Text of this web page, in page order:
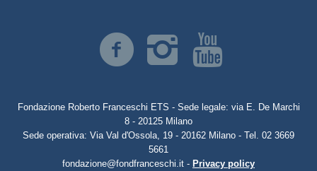
Fondazione Roberto Franceschi ETS - Sede legale: via E. De Marchi
8 - 20125 Milano
Sede operativa: Via Val d'Ossola, 19 - 20162 Milano - Tel. 02 3669
5661
fondazione@fondfranceschi.it - Privacy policy